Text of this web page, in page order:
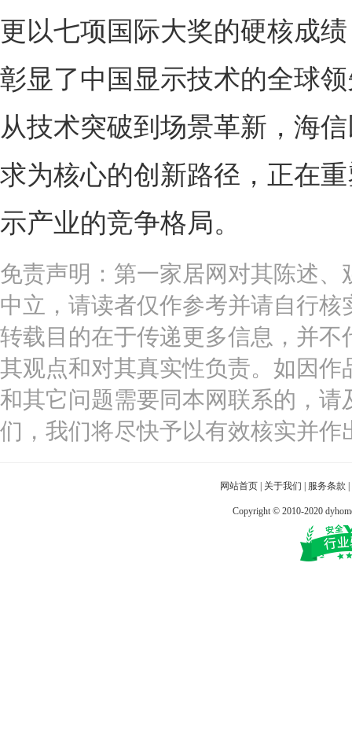
更以七项国际大奖的硬核成
彰显了中国显示技术的全球
从技术突破到场景革新，海
求为核心的创新路径，正在
示产业的竞争格局。
免责声明：第一家居网对其陈述、
中立，请读者仅作参考并请自行核
转载目的在于传递更多信息，并不
其观点和对其真实性负责。如因作
和其它问题需要同本网联系的，请
们，我们将尽快予以有效核实并作
网站首页 关于我们 服务条款
Copyright © 2010-2020